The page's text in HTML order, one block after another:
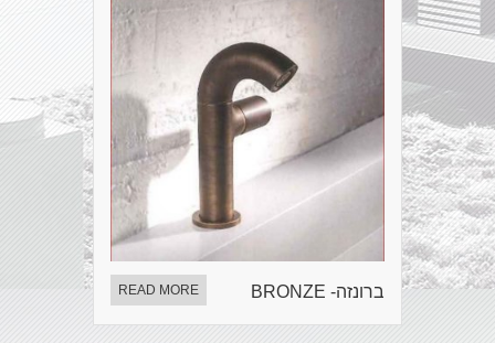
ברונזה- BRONZE READ MORE